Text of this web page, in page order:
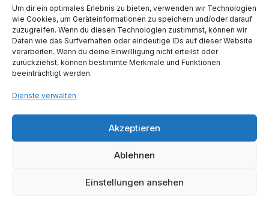
Um dir ein optimales Erlebnis zu bieten, verwenden wir Technologien
wie Cookies, um Geräteinformationen zu speichern und/oder darauf
zuzugreifen. Wenn du diesen Technologien zustimmst, können wir
Daten wie das Surfverhalten oder eindeutige IDs auf dieser Website
verarbeiten. Wenn du deine Einwillligung nicht erteilst oder
zurückziehst, können bestimmte Merkmale und Funktionen
beeinträchtigt werden.
Dienste verwalten
Akzeptieren
Ablehnen
Einstellungen ansehen
Über Uns
Einrichtungen
Kontakt
Mitarbeiter:innen
140+
Kinder
Datenschutz